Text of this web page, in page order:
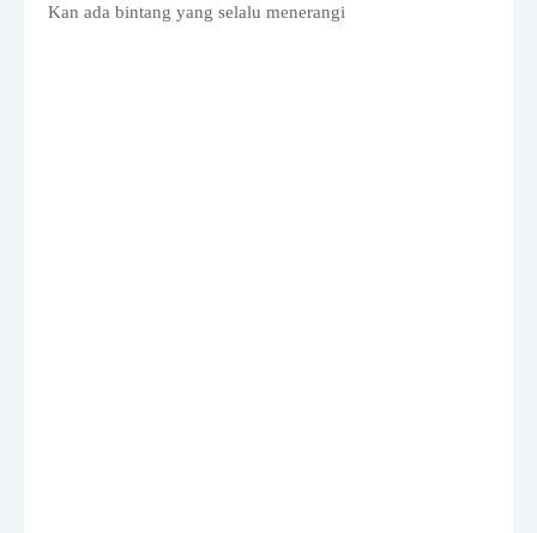
Kan ada bintang yang selalu menerangi